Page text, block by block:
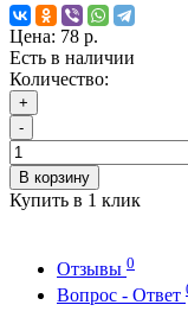
Цена: 78 р.
Есть в наличии
Количество:
+
-
В корзину
Купить в 1 клик
Отзывы 0
Вопрос - Ответ